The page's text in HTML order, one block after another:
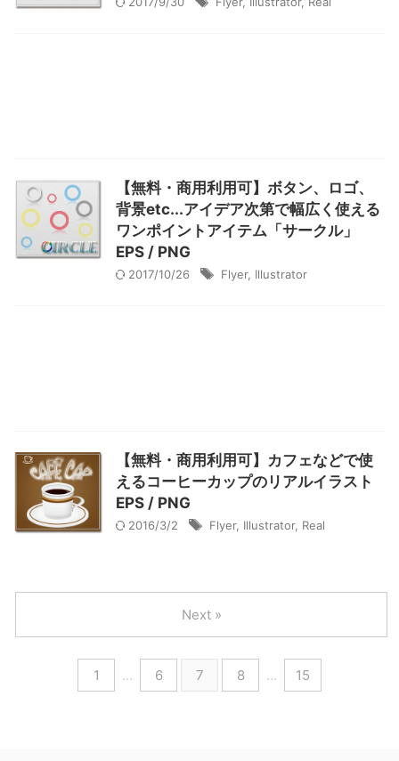
【無料・商用利用可】ボタン、ロゴ、
背景etc...アイデア次第で幅広く使える
ワンポイントアイテム「サークル」
EPS / PNG
2017/10/26 Flyer, Illustrator
【無料・商用利用可】カフェなどで使
えるコーヒーカップのリアルイラスト
EPS / PNG
2016/3/2 Flyer, Illustrator, Real
1 … 6 7 8 … 15
Next »